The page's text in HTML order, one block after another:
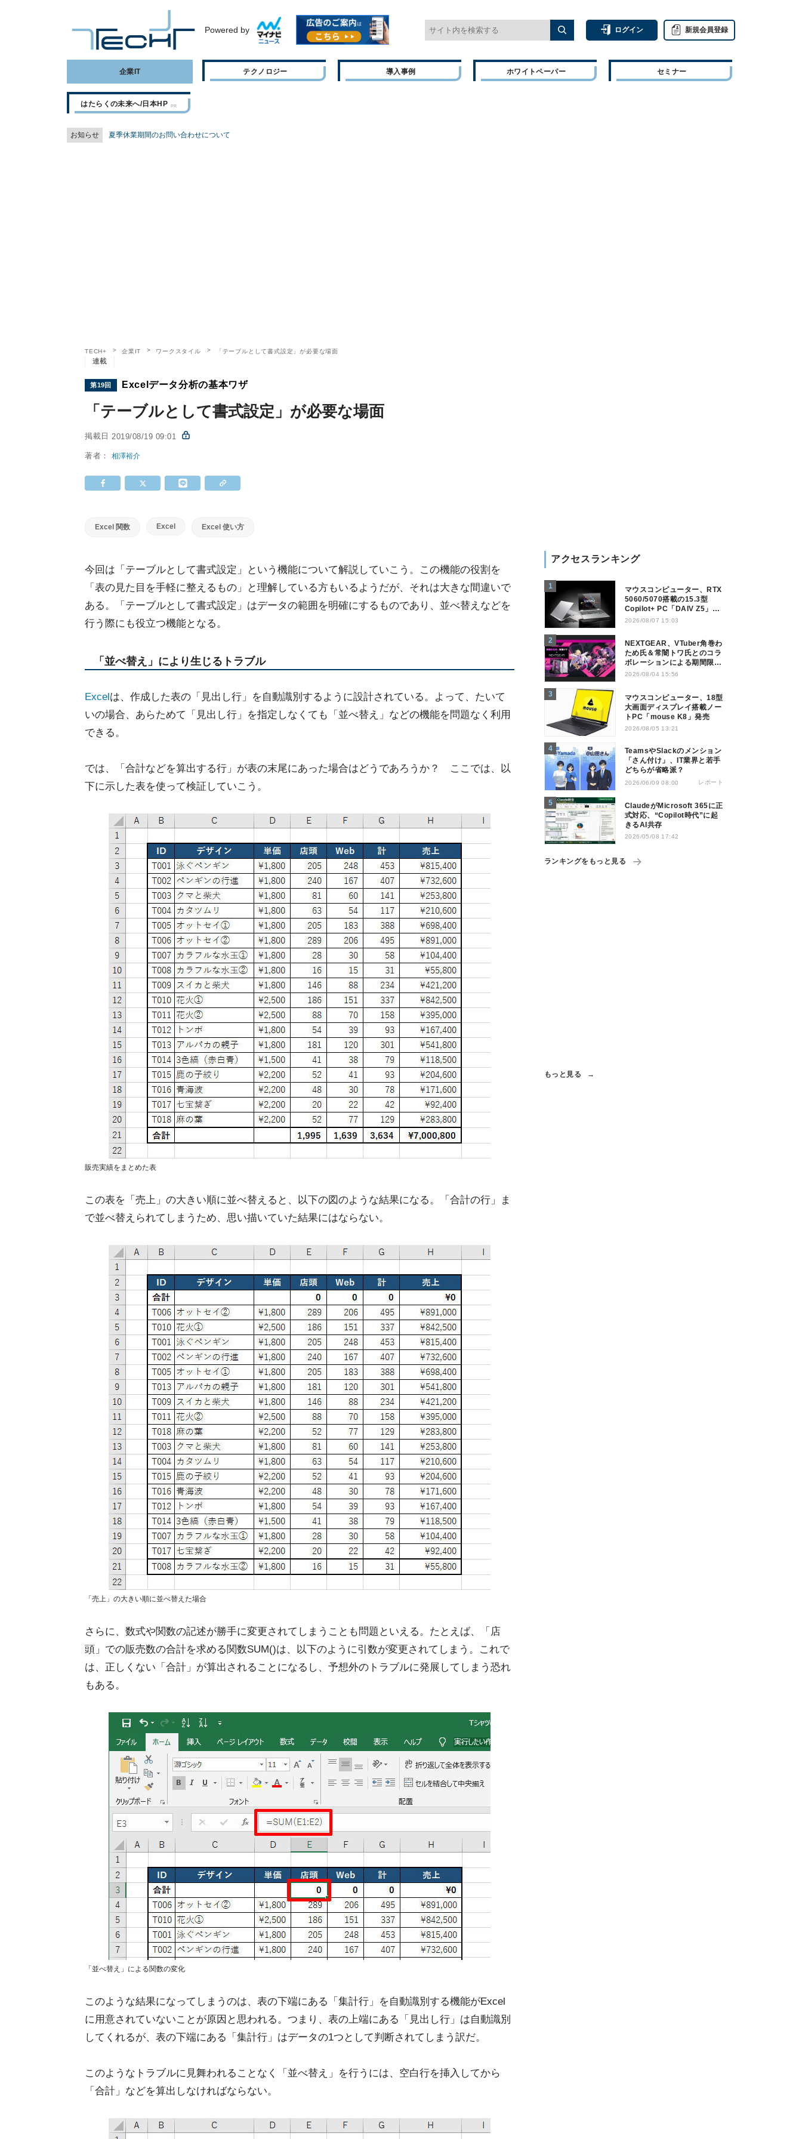
Powered by ログイン 新規会員登録
企業IT テクノロジー 導入事例 ホワイトペーパー セミナー
はたらくの未来へ/日本HP
お知らせ 夏季休業期間のお問い合わせについて
TECH+ 企業IT ワークスタイル 「テーブルとして書式設定」が必要な場面
連載
第19回 Excelデータ分析の基本ワザ
「テーブルとして書式設定」が必要な場面
掲載日 2019/08/19 09:01
著者：相澤裕介
Excel 関数 Excel Excel 使い方
今回は「テーブルとして書式設定」という機能について解説していこう。この機能の役割を
「表の見た目を手軽に整えるもの」と理解している方もいるようだが、それは大きな間違いで
ある。「テーブルとして書式設定」はデータの範囲を明確にするものであり、並べ替えなどを
行う際にも役立つ機能となる。
「並べ替え」により生じるトラブル
Excelは、作成した表の「見出し行」を自動識別するように設計されている。よって、たいて
いの場合、あらためて「見出し行」を指定しなくても「並べ替え」などの機能を問題なく利用
できる。
では、「合計などを算出する行」が表の末尾にあった場合はどうであろうか？ ここでは、以
下に示した表を使って検証していこう。
販売実績をまとめた表
この表を「売上」の大きい順に並べ替えると、以下の図のような結果になる。「合計の行」ま
で並べ替えられてしまうため、思い描いていた結果にはならない。
「売上」の大きい順に並べ替えた場合
さらに、数式や関数の記述が勝手に変更されてしまうことも問題といえる。たとえば、「店
頭」での販売数の合計を求める関数SUM()は、以下のように引数が変更されてしまう。これで
は、正しくない「合計」が算出されることになるし、予想外のトラブルに発展してしまう恐れ
もある。
「並べ替え」による関数の変化
このような結果になってしまうのは、表の下端にある「集計行」を自動識別する機能がExcel
に用意されていないことが原因と思われる。つまり、表の上端にある「見出し行」は自動識別
してくれるが、表の下端にある「集計行」はデータの1つとして判断されてしまう訳だ。
このようなトラブルに見舞われることなく「並べ替え」を行うには、空白行を挿入してから
「合計」などを算出しなければならない。
アクセスランキング
マウスコンピューター、RTX
5060/5070搭載の15.3型
Copilot+ PC「DAIV Z5」発
売
2026/08/07 15:03
NEXTGEAR、VTuber角巻わ
ため氏＆常闇トワ氏とのコラ
ボレーションによる期間限定
モデル
2026/08/04 15:56
マウスコンピューター、18型
大画面ディスプレイ搭載ノー
トPC「mouse K8」発売
2026/08/05 13:21
TeamsやSlackのメンション
「さん付け」、IT業界と若手
どちらが省略派？
2026/06/09 08:00 レポート
ClaudeがMicrosoft 365に正
式対応、“Copilot時代”に起
きるAI共存
2026/05/08 17:42
ランキングをもっと見る
もっと見る